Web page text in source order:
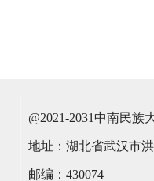
@2021-2031中南民
地址：湖北省武汉市
邮编：430074